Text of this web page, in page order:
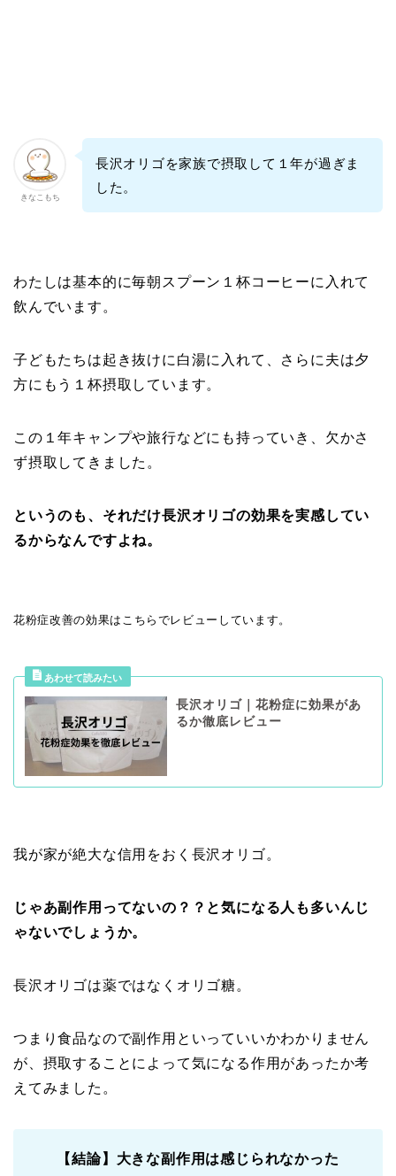
きなこもち
長沢オリゴを家族で摂取して１年が過ぎま
した。
わたしは基本的に毎朝スプーン１杯コーヒーに入れて
飲んでいます。
子どもたちは起き抜けに白湯に入れて、さらに夫は夕
方にもう１杯摂取しています。
この１年キャンプや旅行などにも持っていき、欠かさ
ず摂取してきました。
というのも、それだけ長沢オリゴの効果を実感してい
るからなんですよね。
花粉症改善の効果はこちらでレビューしています。
長沢オリゴ｜花粉症に効果があ
るか徹底レビュー
我が家が絶大な信用をおく長沢オリゴ。
じゃあ副作用ってないの？？と気になる人も多いんじ
ゃないでしょうか。
長沢オリゴは薬ではなくオリゴ糖。
つまり食品なので副作用といっていいかわかりません
が、摂取することによって気になる作用があったか考
えてみました。
【結論】大きな副作用は感じられなかった